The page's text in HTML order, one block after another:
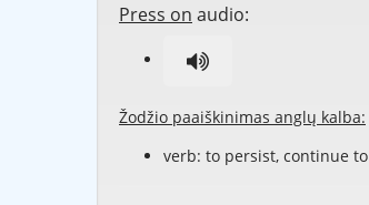
Press on audio:
Žodžio paaiškinimas anglų kalba:
verb: to persist, continue to